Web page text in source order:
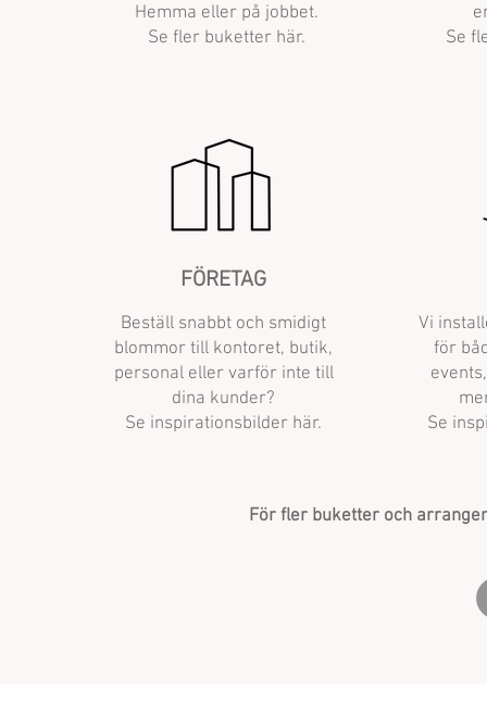
Hemma eller på jobbet.
Se fler buketter här.
FÖRETAG
Beställ snabbt och smidigt
blommor till kontoret, butik,
personal eller varför inte till
dina kunder?
Se inspirationsbilder här.
Se
Vi
för
Se
För fler buketter och